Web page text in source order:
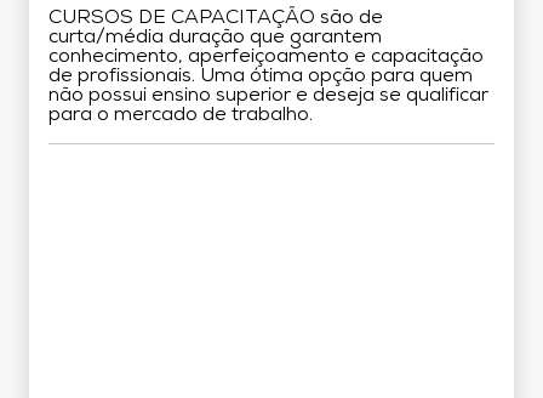
CURSOS DE CAPACITAÇÃO são de
curta/média duração que garantem
conhecimento, aperfeiçoamento e capacitação
de profissionais. Uma ótima opção para quem
não possui ensino superior e deseja se qualificar
para o mercado de trabalho.